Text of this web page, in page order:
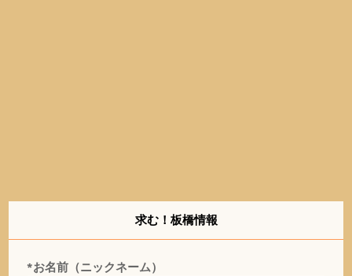
求む！板橋情報
*お名前（ニックネーム）